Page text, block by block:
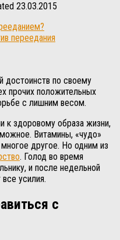
23.03.2015
переедания
по своему
прочих положительных
с лишним весом.
к здоровому образа жизни,
Витамины, «чудо»
другое. Но одним из
. Голод во время
и после недельной
усилия.
с